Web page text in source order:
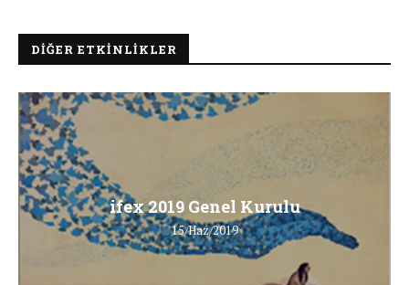
DIĞER ETKINLIKLER
ifex 2019 Genel Kurulu
15/Haz/2019